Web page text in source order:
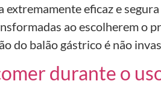
eficaz e
ao escolherem o
do balão gástrico é não
durante o